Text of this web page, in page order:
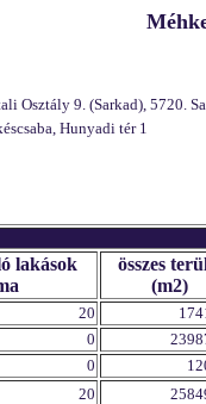
9. (Sarkad), 5720.
Hunyadi tér 1
lakások
összes
(m2)
20
0
0
20